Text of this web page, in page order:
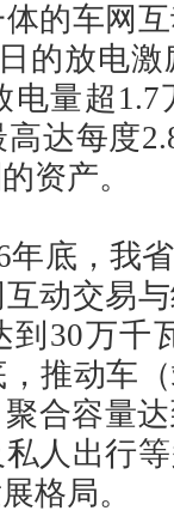
的车网
的放电
电量超
达每度
资产。
年底，我
动交易
到30万千
，推动车
合容量
人出行
格局。